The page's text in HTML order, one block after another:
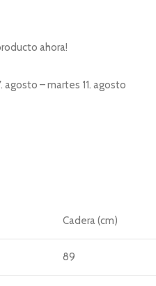
ahora!
agosto – martes 11. agosto
Cadera (cm)
89